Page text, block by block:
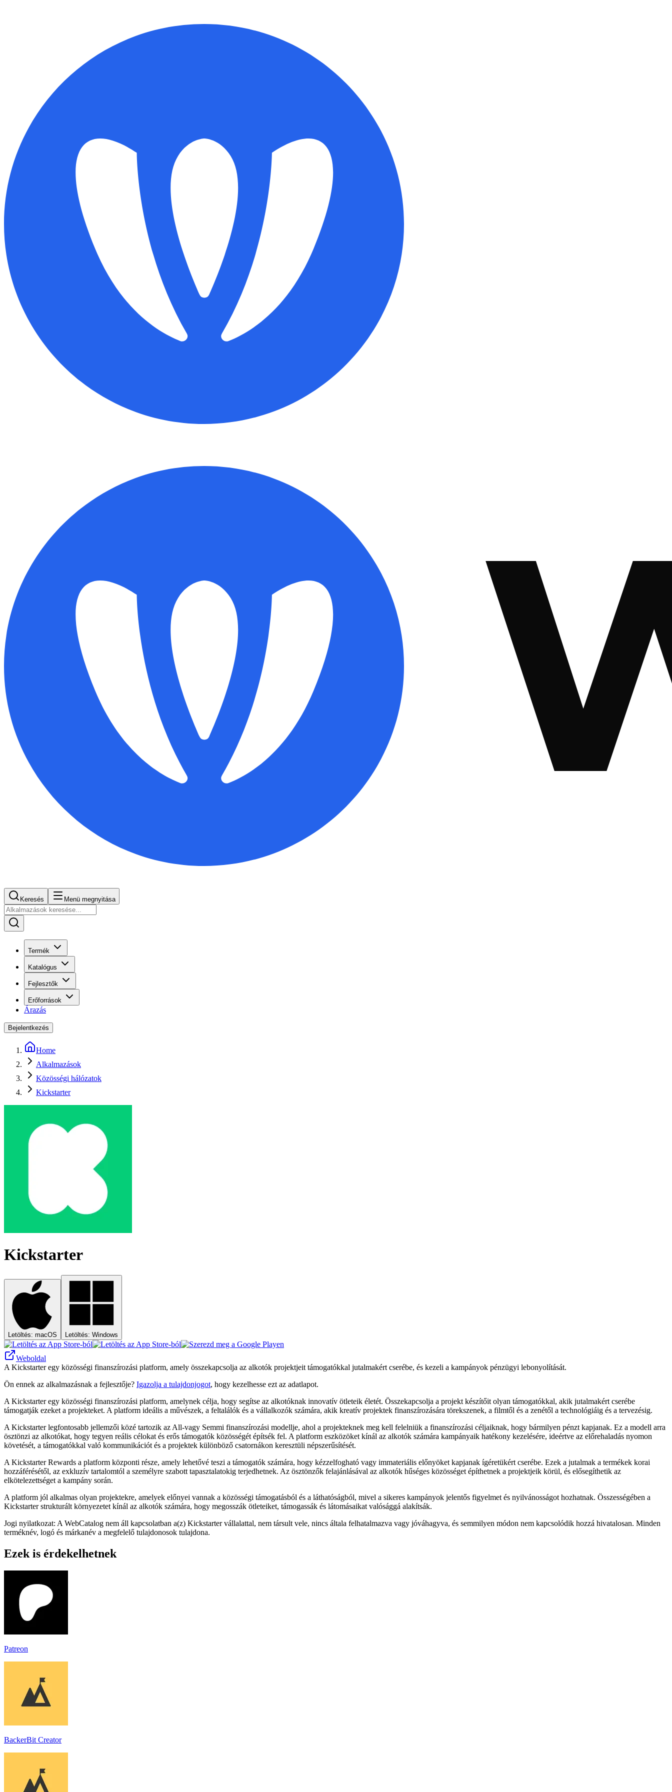
Keresés Menü megnyitása
Termék
Katalógus
Fejlesztők
Erőforrások
Árazás
Bejelentkezés
Home
Alkalmazások
Közösségi hálózatok
Kickstarter
Kickstarter
Letöltés: macOS Letöltés: Windows
Weboldal
A Kickstarter egy közösségi finanszírozási platform, amely összekapcsolja az alkotók projektjeit támogatókkal jutalmakért cserébe, és kezeli a kampányok pénzügyi lebonyolítását.
Ön ennek az alkalmazásnak a fejlesztője? Igazolja a tulajdonjogot, hogy kezelhesse ezt az adatlapot.
A Kickstarter egy közösségi finanszírozási platform, amelynek célja, hogy segítse az alkotóknak innovatív ötleteik életét. Összekapcsolja a projekt készítőit olyan támogatókkal, akik jutalmakért cserébe
támogatják ezeket a projekteket. A platform ideális a művészek, a feltalálók és a vállalkozók számára, akik kreatív projektek finanszírozására törekszenek, a filmtől és a zenétől a technológiáig és a tervezésig.
A Kickstarter legfontosabb jellemzői közé tartozik az All-vagy Semmi finanszírozási modellje, ahol a projekteknek meg kell felelniük a finanszírozási céljaiknak, hogy bármilyen pénzt kapjanak. Ez a modell arra
ösztönzi az alkotókat, hogy tegyen reális célokat és erős támogatók közösségét építsék fel. A platform eszközöket kínál az alkotók számára kampányaik hatékony kezelésére, ideértve az előrehaladás nyomon
követését, a támogatókkal való kommunikációt és a projektek különböző csatornákon keresztüli népszerűsítését.
A Kickstarter Rewards a platform központi része, amely lehetővé teszi a támogatók számára, hogy kézzelfogható vagy immateriális előnyöket kapjanak ígéretükért cserébe. Ezek a jutalmak a termékek korai
hozzáférésétől, az exkluzív tartalomtól a személyre szabott tapasztalatokig terjedhetnek. Az ösztönzők felajánlásával az alkotók hűséges közösséget építhetnek a projektjeik körül, és elősegíthetik az
elkötelezettséget a kampány során.
A platform jól alkalmas olyan projektekre, amelyek előnyei vannak a közösségi támogatásból és a láthatóságból, mivel a sikeres kampányok jelentős figyelmet és nyilvánosságot hozhatnak. Összességében a
Kickstarter strukturált környezetet kínál az alkotók számára, hogy megosszák ötleteiket, támogassák és látomásaikat valósággá alakítsák.
Jogi nyilatkozat: A WebCatalog nem áll kapcsolatban a(z) Kickstarter vállalattal, nem társult vele, nincs általa felhatalmazva vagy jóváhagyva, és semmilyen módon nem kapcsolódik hozzá hivatalosan. Minden
terméknév, logó és márkanév a megfelelő tulajdonosok tulajdona.
Ezek is érdekelhetnek
Patreon
BackerBit Creator